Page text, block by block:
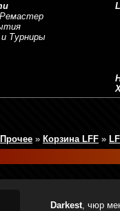
Турниры
Прочее » Корзина LFF »
Darkest, чюр